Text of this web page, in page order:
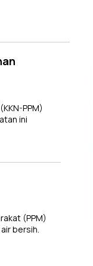
PPM)
ini
(PPM)
bersih.